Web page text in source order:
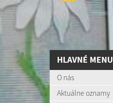
HLAVNÉ MENU
O nás
Aktuálne oznamy